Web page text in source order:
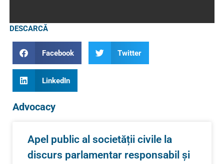
DESCARCĂ
Facebook Twitter
LinkedIn
Advocacy
Apel public al societății civile la
discurs parlamentar responsabil și